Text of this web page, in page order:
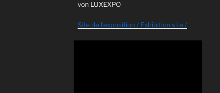
von LUXEXPO
Site de l'exposition / Exhibition site /